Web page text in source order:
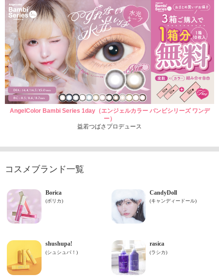
AngelColor Bambi Series 1day（エンジェルカラー バンビシリーズ ワンデ
ー）
益若つばさプロデュース
コスメブランド一覧